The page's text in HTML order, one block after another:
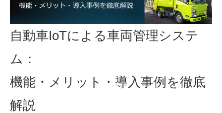
自動車IoTによる車両管理システ
ム：
機能・メリット・導入事例を徹底
解説